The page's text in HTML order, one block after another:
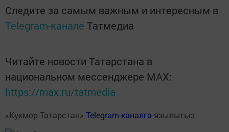
Следите за самым важным и интересным в
Telegram-канале Татмедиа
Читайте новости Татарстана в
национальном мессенджере MАХ:
https://max.ru/tatmedia
«Кукмор Татарстан» Telegram-каналга язылыгыз